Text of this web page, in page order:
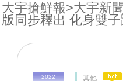
大宇搶鮮報>大宇新
版同步釋出 化身雙
2022 其他